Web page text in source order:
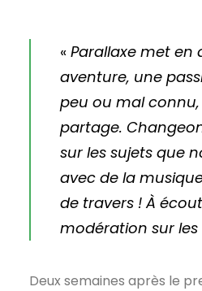
« Parallaxe met en
aventure, une
peu ou mal connu,
partage.
sur les sujets que
avec de la
de travers ! À
modération sur les
Deux semaines après le